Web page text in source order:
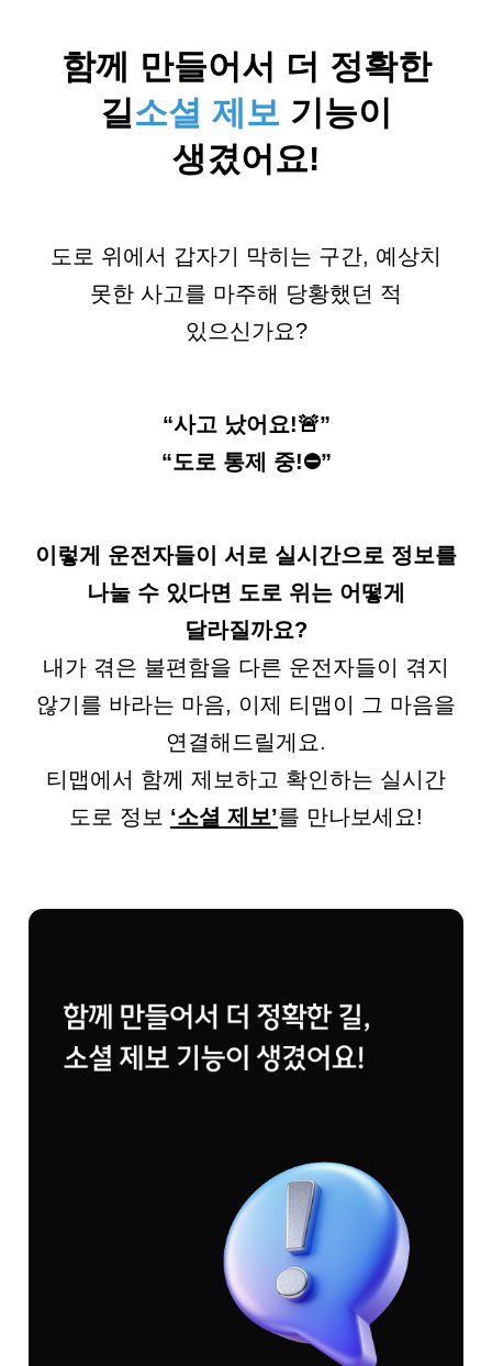
함께 만들어서 더 정확한
길소셜 제보 기능이
생겼어요!
도로 위에서 갑자기 막히는 구간, 예상치
못한 사고를 마주해 당황했던 적
있으신가요?
“사고 났어요!🚨”
“도로 통제 중!⛔️”
이렇게 운전자들이 서로 실시간으로 정보를
나눌 수 있다면 도로 위는 어떻게
달라질까요?
내가 겪은 불편함을 다른 운전자들이 겪지
않기를 바라는 마음, 이제 티맵이 그 마음을
연결해드릴게요.
티맵에서 함께 제보하고 확인하는 실시간
도로 정보 ‘소셜 제보’를 만나보세요!